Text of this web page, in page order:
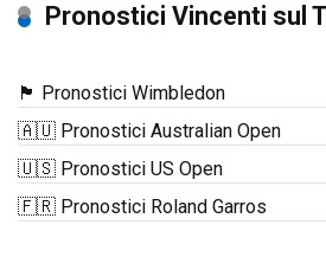
Pronostici Vincenti sul
🏴󠁧󠁢󠁥󠁮󠁧󠁿 Pronostici Wimbledon
🇦🇺 Pronostici Australian Open
🇺🇸 Pronostici US Open
🇫🇷 Pronostici Roland Garros